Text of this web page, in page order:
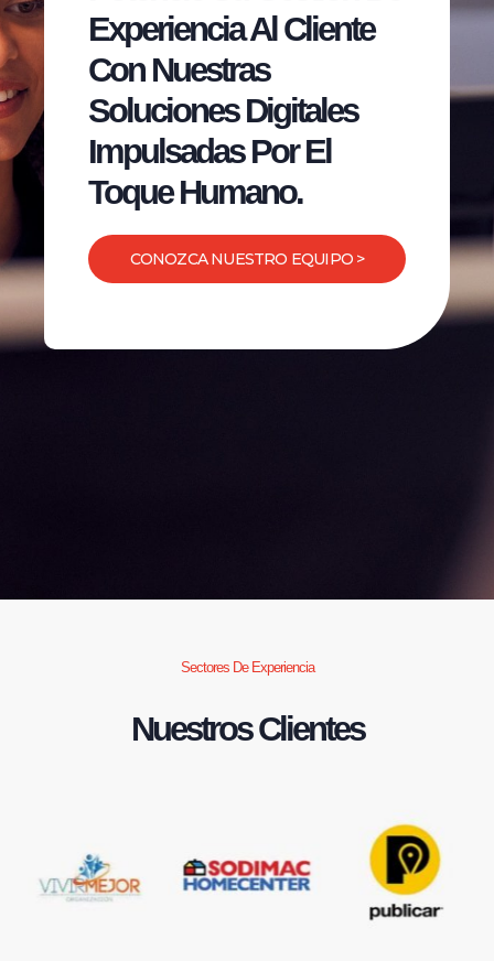
Experiencia Al Cliente
Con Nuestras
Soluciones Digitales
Impulsadas Por El
Toque Humano.
CONOZCA NUESTRO EQUIPO >
Sectores De Experiencia
Nuestros Clientes